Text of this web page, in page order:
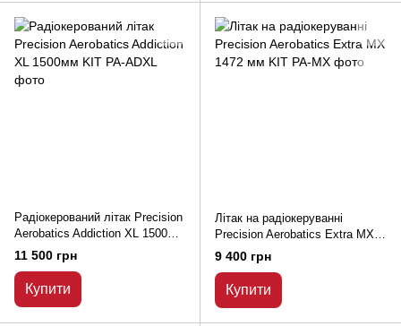
Радіокерований літак Precision
Aerobatics Addiction XL 1500мм
KIT
11 500 грн
Купити
Літак на радіокеруванні
Precision Aerobatics Extra MX
1472 мм KIT
9 400 грн
Купити